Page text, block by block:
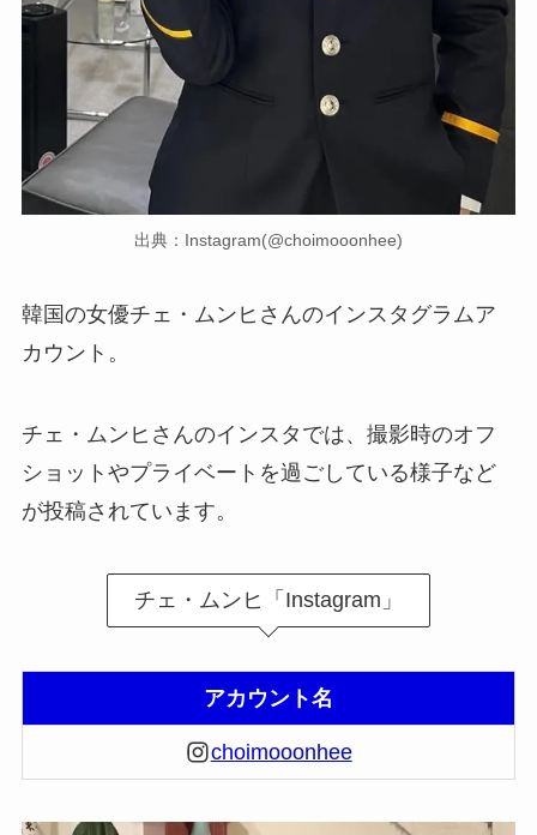
出典：Instagram(@choimooonhee)
韓国の女優チェ・ムンヒさんのインスタグラムア
カウント。
チェ・ムンヒさんのインスタでは、撮影時のオフ
ショットやプライベートを過ごしている様子など
が投稿されています。
チェ・ムンヒ「Instagram」
アカウント名
choimooonhee